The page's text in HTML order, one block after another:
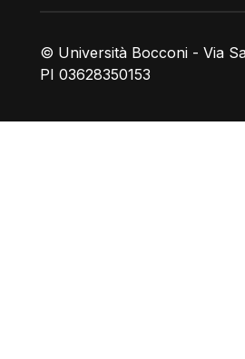
© Università Bocconi - Via
PI 03628350153